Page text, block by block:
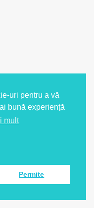
uri pentru a vă
bună experiență
mult
Permite